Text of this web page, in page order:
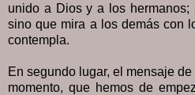
unido a Dios y a los hermanos;
sino que mira a los demás con
contempla.
En segundo lugar, el mensaje
momento, que hemos de